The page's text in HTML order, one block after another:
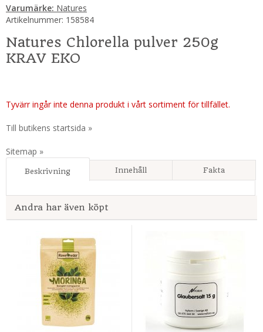
Varumärke: Natures
Artikelnummer: 158584
Natures Chlorella pulver 250g
KRAV EKO
Tyvärr ingår inte denna produkt i vårt sortiment för tillfället.
Till butikens startsida »
Sitemap »
Beskrivning Innehåll Fakta
Andra har även köpt